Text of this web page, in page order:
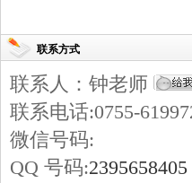
联系方式
联系人：钟老师
联系电话:0755-
微信号码:
QQ 号码:2395658405